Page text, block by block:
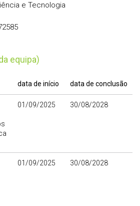
e Tecnologia
equipa)
data de início data de conclusão
01/09/2025 30/08/2028
01/09/2025 30/08/2028